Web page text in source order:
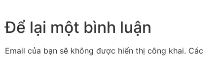
Để lại một bình luận
Email của bạn sẽ không được hiển thị công khai. Các